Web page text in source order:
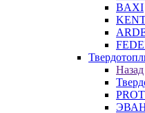
BAXI
Назад